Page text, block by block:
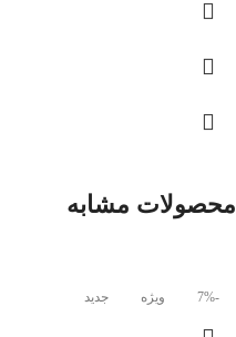
محصولات مشابه
-7% ویژه جدید